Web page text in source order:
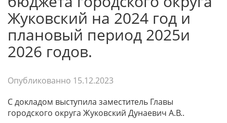
Жуковский на 2024 год и
плановый период 2025и
2026 годов.
Опубликованно 15.12.2023
С докладом выступила заместитель Главы
городского округа Жуковский Дунаевич А.В..